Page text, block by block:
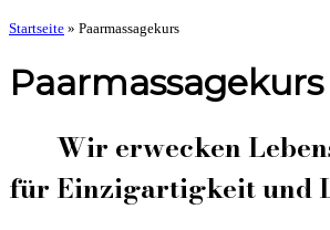
Startseite » Paarmassagekurs
Paarmassagekurs
Wir erwecken
für Einzigartigkeit und